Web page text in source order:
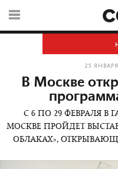
25
В Москве
С 6 ПО 29 ФЕВРАЛЯ В
МОСКВЕ ПРОЙДЕТ
ОБЛАКАХ»,